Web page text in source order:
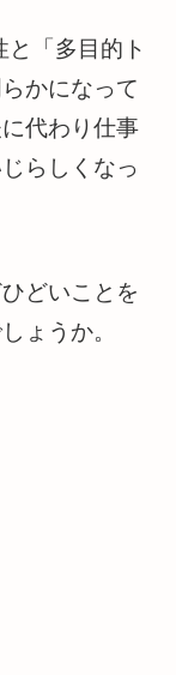
「多目的ト
かになって
代わり仕事
らしくなっ
どいことを
ょうか。